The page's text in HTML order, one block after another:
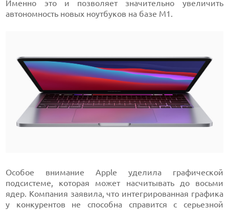
Именно это и позволяет значительно увеличить
автономность новых ноутбуков на базе M1.
Особое внимание Apple уделила графической
подсистеме, которая может насчитывать до восьми
ядер. Компания заявила, что интегрированная графика
у конкурентов не способна справится с серьезной